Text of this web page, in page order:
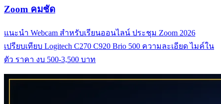
Zoom คมชัด
แนะนำ Webcam สำหรับเรียนออนไลน์ ประชุม Zoom 2026
เปรียบเทียบ Logitech C270 C920 Brio 500 ความละเอียด ไมค์ใน
ตัว ราคา งบ 500-3,500 บาท